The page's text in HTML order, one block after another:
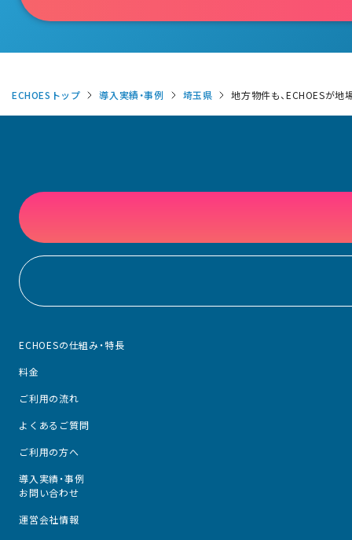
ECHOESトップ 導入実績・事例 埼玉県 地方物件も、ECHOESが
ECHOESの仕組み・特長
料金
ご利用の流れ
よくあるご質問
ご利用の方へ
導入実績・事例
お問い合わせ
運営会社情報